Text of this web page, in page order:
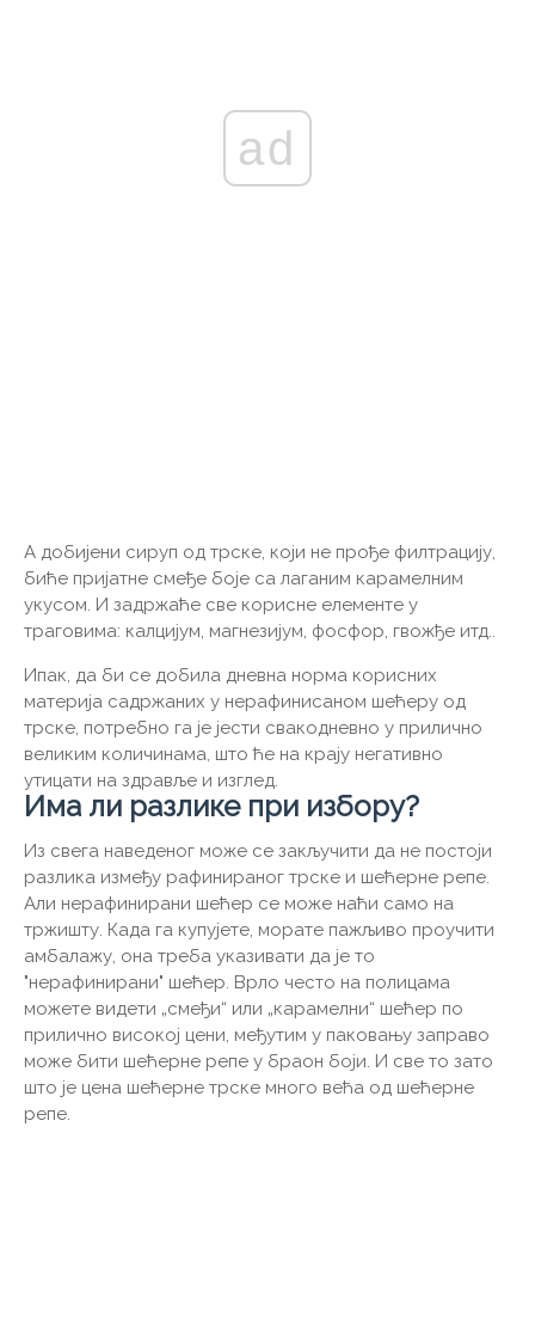
ad
А добијени сируп од трске, који не прође филтрацију,
биће пријатне смеђе боје са лаганим карамелним
укусом. И задржаће све корисне елементе у
траговима: калцијум, магнезијум, фосфор, гвожђе итд..
Ипак, да би се добила дневна норма корисних
материја садржаних у нерафинисаном шећеру од
трске, потребно га је јести свакодневно у прилично
великим количинама, што ће на крају негативно
утицати на здравље и изглед.
Има ли разлике при избору?
Из свега наведеног може се закључити да не постоји
разлика између рафинираног трске и шећерне репе.
Али нерафинирани шећер се може наћи само на
тржишту. Када га купујете, морате пажљиво проучити
амбалажу, она треба указивати да је то
"нерафинирани" шећер. Врло често на полицама
можете видети „смеђи“ или „карамелни“ шећер по
прилично високој цени, међутим у паковању заправо
може бити шећерне репе у браон боји. И све то зато
што је цена шећерне трске много већа од шећерне
репе.